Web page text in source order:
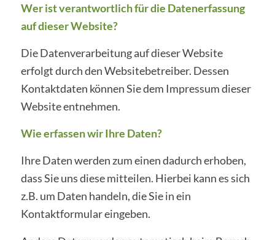
Wer ist verantwortlich für die Datenerfassung
auf dieser Website?
Die Datenverarbeitung auf dieser Website
erfolgt durch den Websitebetreiber. Dessen
Kontaktdaten können Sie dem Impressum dieser
Website entnehmen.
Wie erfassen wir Ihre Daten?
Ihre Daten werden zum einen dadurch erhoben,
dass Sie uns diese mitteilen. Hierbei kann es sich
z.B. um Daten handeln, die Sie in ein
Kontaktformular eingeben.